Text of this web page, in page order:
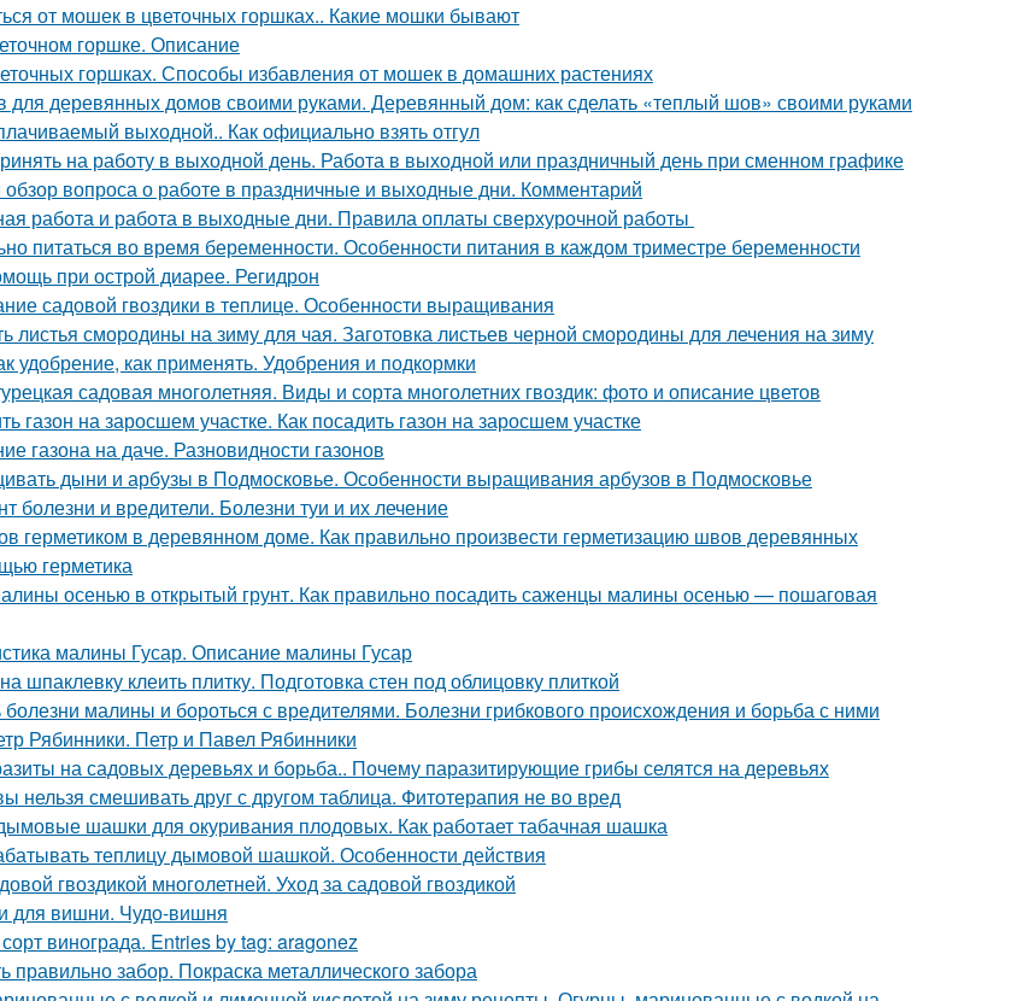
от мошек в цветочных горшках.. Какие мошки бывают
горшке. Описание
горшках. Способы избавления от мошек в домашних растениях
деревянных домов своими руками. Деревянный дом: как сделать «теплый шов» своими руками
выходной.. Как официально взять отгул
на работу в выходной день. Работа в выходной или праздничный день при сменном графике
вопроса о работе в праздничные и выходные дни. Комментарий
работа и работа в выходные дни. Правила оплаты сверхурочной работы
питаться во время беременности. Особенности питания в каждом триместре беременности
при острой диарее. Регидрон
садовой гвоздики в теплице. Особенности выращивания
листья смородины на зиму для чая. Заготовка листьев черной смородины для лечения на зиму
удобрение, как применять. Удобрения и подкормки
садовая многолетняя. Виды и сорта многолетних гвоздик: фото и описание цветов
газон на заросшем участке. Как посадить газон на заросшем участке
газона на даче. Разновидности газонов
дыни и арбузы в Подмосковье. Особенности выращивания арбузов в Подмосковье
болезни и вредители. Болезни туи и их лечение
герметиком в деревянном доме. Как правильно произвести герметизацию швов деревянных
герметика
осенью в открытый грунт. Как правильно посадить саженцы малины осенью — пошаговая
малины Гусар. Описание малины Гусар
шпаклевку клеить плитку. Подготовка стен под облицовку плиткой
болезни малины и бороться с вредителями. Болезни грибкового происхождения и борьба с ними
Рябинники. Петр и Павел Рябинники
на садовых деревьях и борьба.. Почему паразитирующие грибы селятся на деревьях
нельзя смешивать друг с другом таблица. Фитотерапия не во вред
шашки для окуривания плодовых. Как работает табачная шашка
теплицу дымовой шашкой. Особенности действия
гвоздикой многолетней. Уход за садовой гвоздикой
для вишни. Чудо-вишня
винограда. Entries by tag: aragonez
правильно забор. Покраска металлического забора